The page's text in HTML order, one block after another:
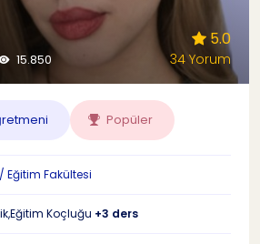
15.850
5.0
34 Yorum
Popüler
Eğitim Fakültesi
Koçluğu +3 ders